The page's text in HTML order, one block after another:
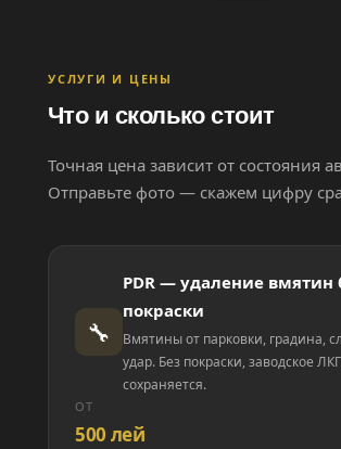
УСЛУГИ И ЦЕНЫ
Что и сколько стоит
Точная цена зависит от состояния
Отправьте фото — скажем цифру
🔧
PDR — удаление вмятин
покраски
Вмятины от парковки, градина,
удар. Без покраски, заводское
сохраняется.
ОТ
500 лей